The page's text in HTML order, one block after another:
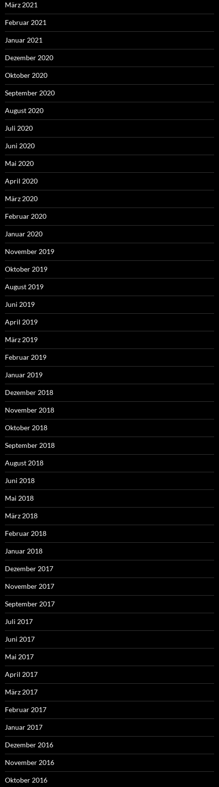
März 2021
Februar 2021
Januar 2021
Dezember 2020
Oktober 2020
September 2020
August 2020
Juli 2020
Juni 2020
Mai 2020
April 2020
März 2020
Februar 2020
Januar 2020
November 2019
Oktober 2019
August 2019
Juni 2019
April 2019
März 2019
Februar 2019
Januar 2019
Dezember 2018
November 2018
Oktober 2018
September 2018
August 2018
Juni 2018
Mai 2018
März 2018
Februar 2018
Januar 2018
Dezember 2017
November 2017
September 2017
Juli 2017
Juni 2017
Mai 2017
April 2017
März 2017
Februar 2017
Januar 2017
Dezember 2016
November 2016
Oktober 2016